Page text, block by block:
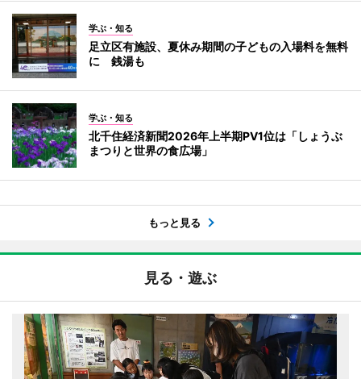
学ぶ・知る
足立区有施設、夏休み期間の子どもの入場料を無料
に 銭湯も
学ぶ・知る
北千住経済新聞2026年上半期PV1位は「しょうぶ
まつりと世界の食広場」
もっと見る
見る・遊ぶ